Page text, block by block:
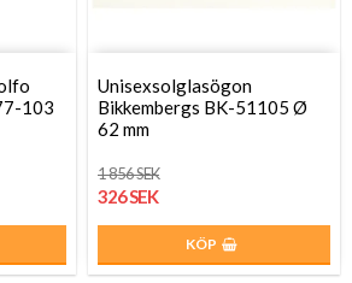
103
Unisexsolglasögon
Bikkembergs BK-51105 Ø
62 mm
1 856 SEK
326 SEK
KÖP